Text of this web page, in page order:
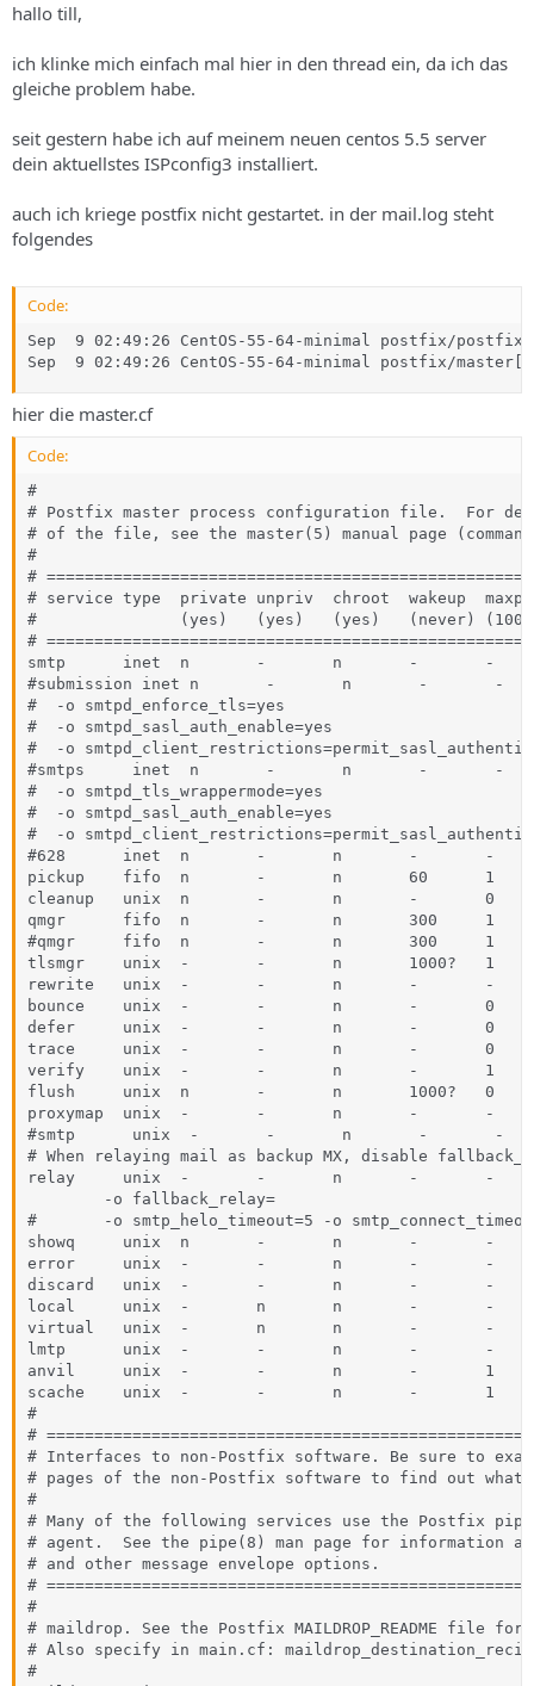
hallo till,
ich klinke mich einfach mal hier in den thread ein, da ich das
gleiche problem habe.
seit gestern habe ich auf meinem neuen centos 5.5 server
dein aktuellstes ISPconfig3 installiert.
auch ich kriege postfix nicht gestartet. in der mail.log steht
folgendes
Code:
Sep  9 02:49:26 CentOS-55-64-minimal postfix/
Sep  9 02:49:26 CentOS-55-64-minimal postfix/
hier die master.cf
Code:
#
# Postfix master process configuration file.  For
# of the file, see the master(5) manual page
#
#
# service type  private unpriv  chroot  wakeup
#               (yes)   (yes)   (yes)   (never) (100)
#
smtp      inet  n       -       n       -       -
#submission inet n       -       n       -       -
#  -o smtpd_enforce_tls=yes
#  -o smtpd_sasl_auth_enable=yes
#  -o
#smtps     inet  n       -       n       -       -
#  -o smtpd_tls_wrappermode=yes
#  -o smtpd_sasl_auth_enable=yes
#  -o
#628      inet  n       -       n       -       -
pickup    fifo  n       -       n       60      1
cleanup   unix  n       -       n       -       0
qmgr      fifo  n       -       n       300     1
#qmgr     fifo  n       -       n       300     1
tlsmgr    unix  -       -       n       1000?   1
rewrite   unix  -       -       n       -       -
bounce    unix  -       -       n       -       0
defer     unix  -       -       n       -       0
trace     unix  -       -       n       -       0
verify    unix  -       -       n       -       1
flush     unix  n       -       n       1000?   0
proxymap  unix  -       -       n       -       -
#smtp      unix  -       -       n       -       -
# When relaying mail as backup MX, disable
relay     unix  -       -       n       -       -
        -o fallback_relay=
#       -o smtp_helo_timeout=5 -o
showq     unix  n       -       n       -       -
error     unix  -       -       n       -       -
discard   unix  -       -       n       -       -
local     unix  -       n       n       -       -
virtual   unix  -       n       n       -       -
lmtp      unix  -       -       n       -       -
anvil     unix  -       -       n       -       1
scache    unix  -       -       n       -       1
#
#
# Interfaces to non-Postfix software. Be sure to
# pages of the non-Postfix software to find out
#
# Many of the following services use the Postfix
# agent.  See the pipe(8) man page for information
# and other message envelope options.
#
#
# maildrop. See the Postfix MAILDROP_README file
# Also specify in main.cf:
#